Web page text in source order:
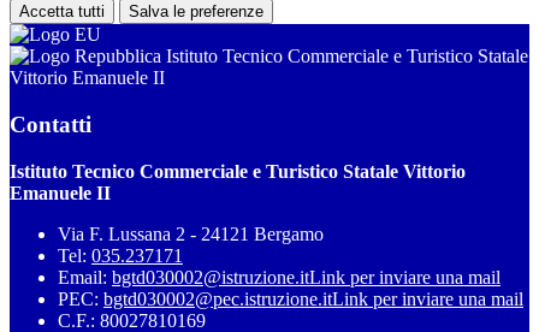
Accetta tutti Salva le preferenze
Istituto Tecnico Commerciale e Turistico Statale
Vittorio Emanuele II
Contatti
Istituto Tecnico Commerciale e Turistico Statale Vittorio
Emanuele II
Via F. Lussana 2 - 24121 Bergamo
Tel: 035.237171
Email: bgtd030002@istruzione.itLink per inviare una mail
PEC: bgtd030002@pec.istruzione.itLink per inviare una mail
C.F.: 80027810169